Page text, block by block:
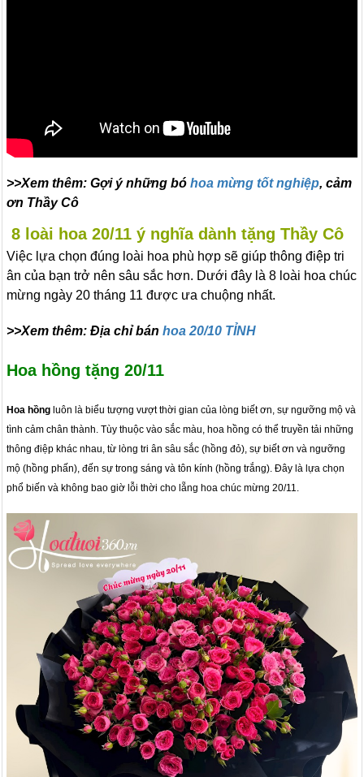
>>Xem thêm: Gợi ý những bó hoa mừng tốt nghiệp, cảm
ơn Thầy Cô
8 loài hoa 20/11 ý nghĩa dành tặng Thầy Cô
Việc lựa chọn đúng loài hoa phù hợp sẽ giúp thông điệp tri
ân của bạn trở nên sâu sắc hơn. Dưới đây là 8 loài hoa chúc
mừng ngày 20 tháng 11 được ưa chuộng nhất.
>>Xem thêm: Địa chỉ bán hoa 20/10 TỈNH
Hoa hồng tặng 20/11
Hoa hồng luôn là biểu tượng vượt thời gian của lòng biết ơn, sự ngưỡng mộ và
tình cảm chân thành. Tùy thuộc vào sắc màu, hoa hồng có thể truyền tải những
thông điệp khác nhau, từ lòng tri ân sâu sắc (hồng đỏ), sự biết ơn và ngưỡng
mộ (hồng phấn), đến sự trong sáng và tôn kính (hồng trắng). Đây là lựa chọn
phổ biến và không bao giờ lỗi thời cho lẵng hoa chúc mừng 20/11.